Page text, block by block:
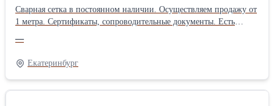
Сварная сетка в постоянном наличии. Осуществляем продажу от
1 метра. Сертификаты, сопроводительные документы. Есть
http://pt096.ru или отправив свой заказ на почту zakaz@pt096.ru
—
Екатеринбург